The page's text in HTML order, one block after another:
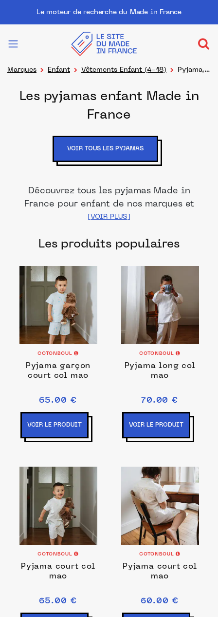
Le moteur de recherche du Made in France
Marques Enfant Vêtements Enfant (4-18) Pyjama,
Les pyjamas enfant Made in
France
VOIR TOUS LES PYJAMAS
Découvrez tous les pyjamas Made in
France pour enfant de nos marques et
distributeurs partenaires. Des produits
manufactures français pour chacune de
Les produits populaires
COTONBOUL
Pyjama garçon
court col mao
65.00 €
VOIR LE PRODUIT
COTONBOUL
Pyjama long col
mao
70.00 €
VOIR LE PRODUIT
COTONBOUL
Pyjama court col
mao
65.00 €
COTONBOUL
Pyjama court col
mao
60.00 €